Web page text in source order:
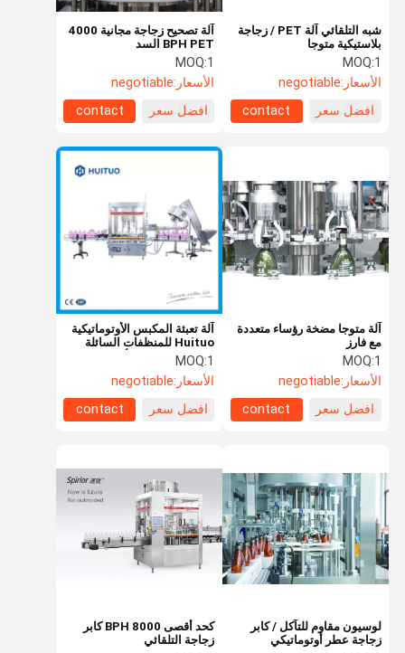
شبه التلقائي آلة PET / زجاجة
بلاستيكية متوجا
MOQ:1
الأسعار:negotiable
افضل سعر
contact
آلة تصحيح زجاجة مجانية 4000
BPH PET السد
MOQ:1
الأسعار:negotiable
افضل سعر
contact
آلة متوجا مضخة رؤساء متعددة
مع فارز
MOQ:1
الأسعار:negotiable
افضل سعر
contact
آلة تعبئة المكبس الأوتوماتيكية
Huituo للمنظفات السائلة
وزجاجات غسيل الأطباق كبيرة
الحجم
MOQ:1
الأسعار:negotiable
افضل سعر
contact
لوسيون مقاوم للتآكل / كابر
زجاجة عطر أوتوماتيكي
كحد أقصى 8000 BPH كابر
زجاجة التلقائي